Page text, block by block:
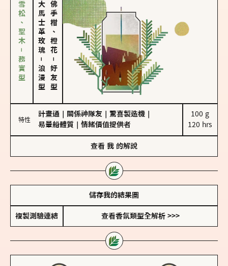
雪松、聖木－務實型 大馬士革玫瑰
－
浪漫型
佛手柑、橙花
－
好友型
特性
計畫通 關係神隊友 驚喜製造機
易暈船體質
情緒價值提供者
100 g
120 hrs
查看 我 的解說
儲存我的結果圖
複製測驗連結 查看香氛類型全解析 >>>